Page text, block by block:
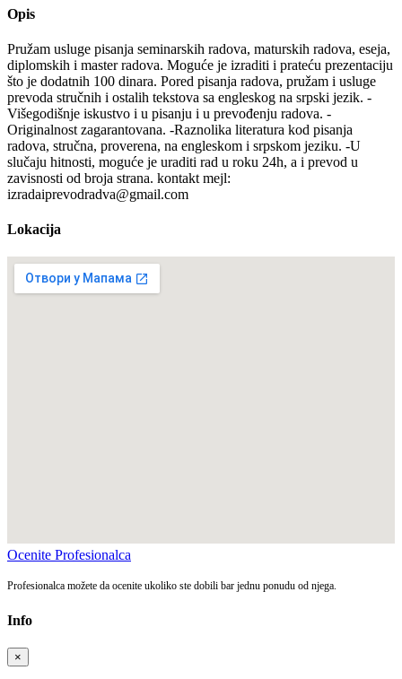
Opis
Pružam usluge pisanja seminarskih radova, maturskih radova, eseja,
diplomskih i master radova. Moguće je izraditi i prateću prezentaciju
što je dodatnih 100 dinara. Pored pisanja radova, pružam i usluge
prevoda stručnih i ostalih tekstova sa engleskog na srpski jezik. -
Višegodišnje iskustvo i u pisanju i u prevođenju radova. -
Originalnost zagarantovana. -Raznolika literatura kod pisanja
radova, stručna, proverena, na engleskom i srpskom jeziku. -U
slučaju hitnosti, moguće je uraditi rad u roku 24h, a i prevod u
zavisnosti od broja strana. kontakt mejl:
izradaiprevodradva@gmail.com
Lokacija
Ocenite Profesionalca
Profesionalca možete da ocenite ukoliko ste dobili bar jednu ponudu od njega.
Info
×